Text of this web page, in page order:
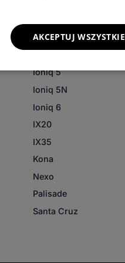
Ioniq 5
Ioniq 5N
Ioniq 6
IX20
IX35
Kona
Nexo
Palisade
Santa Cruz
AKCEPTUJ WSZYSTKIE